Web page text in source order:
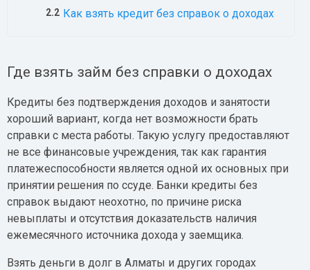
Как взять кредит без справок о доходах
Где взять займ без справки о доходах
Кредиты без подтверждения доходов и занятости
хороший вариант, когда нет возможности брать
справки с места работы. Такую услугу предоставляют
не все финансовые учреждения, так как гарантия
платежеспособности является одной их основных при
принятии решения по ссуде. Банки кредиты без
справок выдают неохотно, по причине риска
невыплаты и отсутствия доказательств наличия
ежемесячного источника дохода у заемщика.
Взять деньги в долг в Алматы и других городах